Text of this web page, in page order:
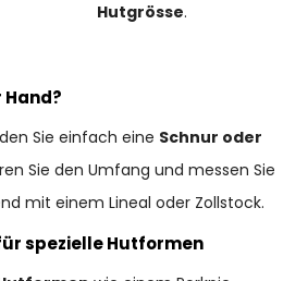
Hutgrösse.
Hand?
Sie einfach eine Schnur oder
Sie den Umfang und messen Sie
mit einem Lineal oder Zollstock.
spezielle Hutformen